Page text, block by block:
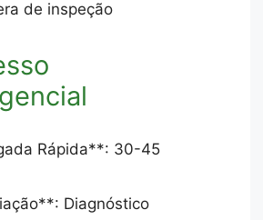
de inspeção
Rápida**: 30-45
Diagnóstico